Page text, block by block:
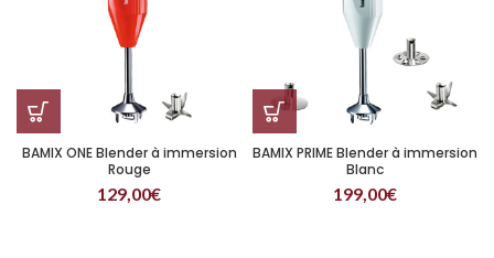
BAMIX ONE Blender à immersion
Rouge
129,00€
BAMIX PRIME Blender à immersion
Blanc
199,00€